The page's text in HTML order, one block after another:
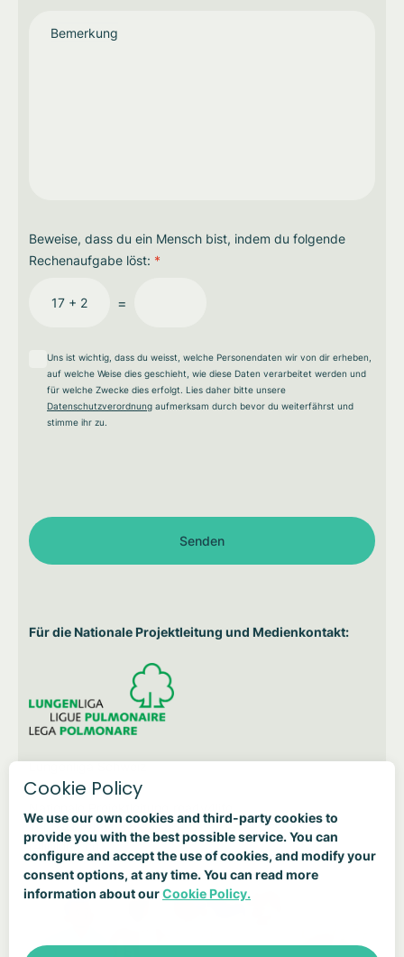
Cookie Policy
We use our own cookies and third-party cookies to
provide you with the best possible service. You can
configure and accept the use of cookies, and modify your
consent options, at any time. You can read more
information about ourCookie Policy.
Bemerkung
Beweise, dass du ein Mensch bist, indem du folgende
Rechenaufgabe löst: *
17 + 2 =
Uns ist wichtig, dass du weisst, welche Personendaten wir von dir erheben,
auf welche Weise dies geschieht, wie diese Daten verarbeitet werden und
für welche Zwecke dies erfolgt. Lies daher bitte unsere
Datenschutzverordnung aufmerksam durch bevor du weiterfährst und
stimme ihr zu.
Senden
Für die Nationale Projektleitung und Medienkontakt:
Lungenliga Schweiz
Salome Kurth
Tel: +41 (0) 31 378 20 85
r4l@lung.ch